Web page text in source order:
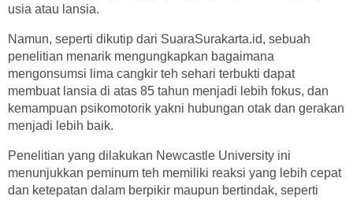
usia atau lansia.
Namun, seperti dikutip dari SuaraSurakarta.id, sebuah
penelitian menarik mengungkapkan bagaimana
mengonsumsi lima cangkir teh sehari terbukti dapat
membuat lansia di atas 85 tahun menjadi lebih fokus, dan
kemampuan psikomotorik yakni hubungan otak dan gerakan
menjadi lebih baik.
Penelitian yang dilakukan Newcastle University ini
menunjukkan peminum teh memiliki reaksi yang lebih cepat
dan ketepatan dalam berpikir maupun bertindak, seperti